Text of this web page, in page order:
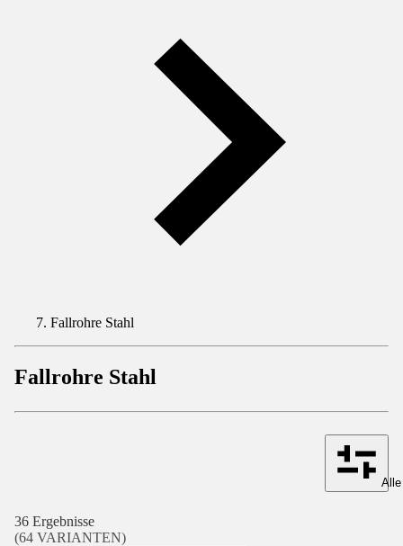
Fallrohre Stahl
Fallrohre Stahl
36 Ergebnisse
(64 VARIANTEN)